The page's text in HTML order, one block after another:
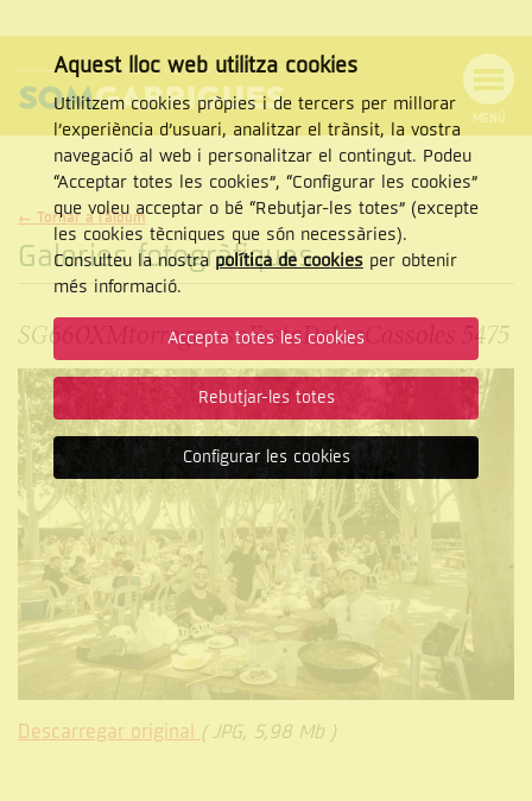
NAVEGACIÓ
MENÚ
Cercar
CERCAR
← Tornar a l'àlbum
Galeries fotogràfiques
SG660XMtorregrossaFestaDeLesCassoles 5475
Descarregar original ( JPG, 5,98 Mb )
Aquest lloc web utilitza cookies
Utilitzem cookies pròpies i de tercers per millorar
l’experiència d’usuari, analitzar el trànsit, la vostra
navegació al web i personalitzar el contingut. Podeu
“Acceptar totes les cookies”, “Configurar les cookies”
que voleu acceptar o bé “Rebutjar-les totes” (excepte
les cookies tècniques que són necessàries).
Consulteu la nostrapolítica de cookiesper obtenir
més informació.
Accepta totes les cookies
Rebutjar-les totes
Configurar les cookies